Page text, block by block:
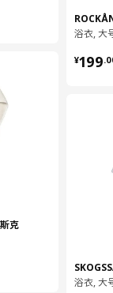
，应选标准洗涤程
超过80°C。
。
/人造丝
，不妨尽情享受自
克
浴衣, 大
¥199.
¥
浴衣, 大